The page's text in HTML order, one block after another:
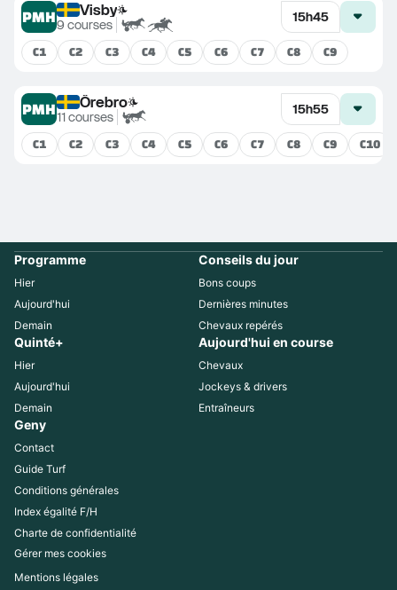
PMH Visby
9 courses 15h45
C1 C2 C3 C4 C5 C6 C7 C8 C9
PMH Örebro
11courses 15h55
C1 C2 C3 C4 C5 C6 C7 C8 C9 C10
Programme
Hier
Aujourd'hui
Demain
Conseils du jour
Bons coups
Dernières minutes
Chevaux repérés
Quinté+
Hier
Aujourd'hui
Demain
Aujourd'hui en course
Chevaux
Jockeys & drivers
Entraîneurs
Geny
Contact
Guide Turf
Conditions générales
Index égalité F/H
Charte de confidentialité
Gérer mes cookies
Mentions légales